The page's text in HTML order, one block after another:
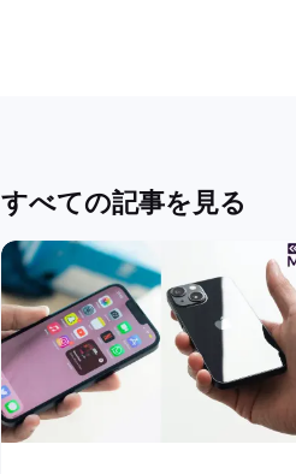
すべての記事を見る